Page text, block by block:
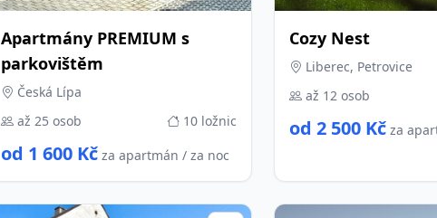
Apartmány PREMIUM s
parkovištěm
Česká Lípa
až 25 osob
10 ložnic
od 1 600 Kč za apartmán / za noc
Cozy Nest
Liberec, Petrovice
až 12 osob
od 2 500 Kč za